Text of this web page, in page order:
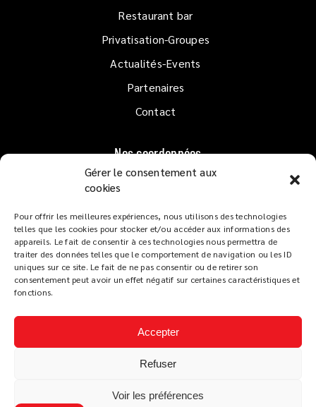
Gérer le consentement aux
cookies
Pour offrir les meilleures expériences, nous utilisons des technologies
telles que les cookies pour stocker et/ou accéder aux informations des
appareils. Le fait de consentir à ces technologies nous permettra de
traiter des données telles que le comportement de navigation ou les ID
uniques sur ce site. Le fait de ne pas consentir ou de retirer son
consentement peut avoir un effet négatif sur certaines caractéristiques et
fonctions.
Accepter
Refuser
Voir les préférences
Restaurant bar
Privatisation-Groupes
Actualités-Events
Partenaires
Contact
Nos coordonnées
1er étage QUAI GOSLAR
33120 ARCACHON
Lundi au Dimanchede 10h à 02h
Service restaurant :
De 12h à 14h et de 19h à 22h
Tapas dès 18h
Mentions légales